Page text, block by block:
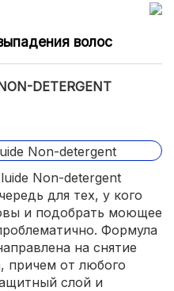
волос
DETERGENT
Non-detergent
для тех, у кого
и подобрать моющее
Формула
на снятие
причем от любого
слой и